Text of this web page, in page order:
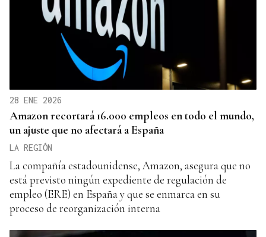
28 ENE 2026
Amazon recortará 16.000 empleos en todo el mundo,
un ajuste que no afectará a España
LA REGIÓN
La compañía estadounidense, Amazon, asegura que no
está previsto ningún expediente de regulación de
empleo (ERE) en España y que se enmarca en su
proceso de reorganización interna